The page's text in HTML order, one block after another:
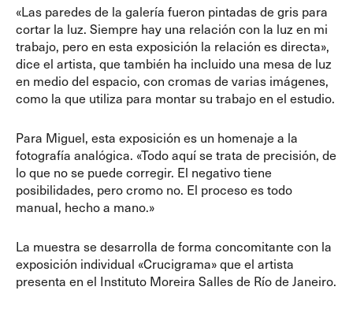
«Las paredes de la galería fueron pintadas de gris para
cortar la luz. Siempre hay una relación con la luz en mi
trabajo, pero en esta exposición la relación es directa»,
dice el artista, que también ha incluido una mesa de luz
en medio del espacio, con cromas de varias imágenes,
como la que utiliza para montar su trabajo en el estudio.
Para Miguel, esta exposición es un homenaje a la
fotografía analógica. «Todo aquí se trata de precisión, de
lo que no se puede corregir. El negativo tiene
posibilidades, pero cromo no. El proceso es todo
manual, hecho a mano.»
La muestra se desarrolla de forma concomitante con la
exposición individual «Crucigrama» que el artista
presenta en el Instituto Moreira Salles de Río de Janeiro.